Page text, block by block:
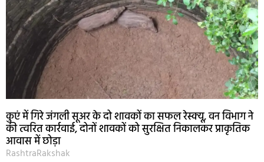
कुएं में गिरे जंगली सूअर के दो शावकों का सफल रेस्क्यू, वन विभाग ने
की त्वरित कार्रवाई, दोनों शावकों को सुरक्षित निकालकर प्राकृतिक
आवास में छोड़ा
RashtraRakshak